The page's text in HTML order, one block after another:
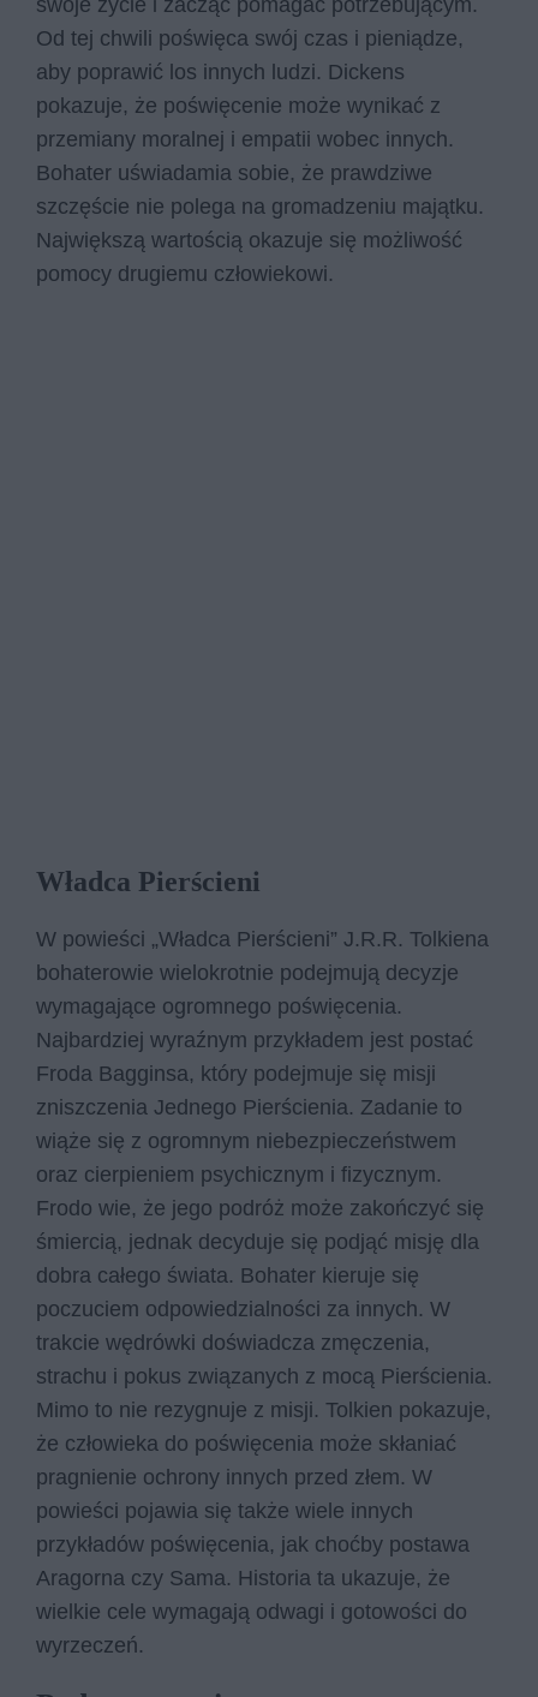
swoje życie i zacząć pomagać potrzebującym.
Od tej chwili poświęca swój czas i pieniądze,
aby poprawić los innych ludzi. Dickens
pokazuje, że poświęcenie może wynikać z
przemiany moralnej i empatii wobec innych.
Bohater uświadamia sobie, że prawdziwe
szczęście nie polega na gromadzeniu majątku.
Największą wartością okazuje się możliwość
pomocy drugiemu człowiekowi.
Władca Pierścieni
W powieści „Władca Pierścieni” J.R.R. Tolkiena
bohaterowie wielokrotnie podejmują decyzje
wymagające ogromnego poświęcenia.
Najbardziej wyraźnym przykładem jest postać
Froda Bagginsa, który podejmuje się misji
zniszczenia Jednego Pierścienia. Zadanie to
wiąże się z ogromnym niebezpieczeństwem
oraz cierpieniem psychicznym i fizycznym.
Frodo wie, że jego podróż może zakończyć się
śmiercią, jednak decyduje się podjąć misję dla
dobra całego świata. Bohater kieruje się
poczuciem odpowiedzialności za innych. W
trakcie wędrówki doświadcza zmęczenia,
strachu i pokus związanych z mocą Pierścienia.
Mimo to nie rezygnuje z misji. Tolkien pokazuje,
że człowieka do poświęcenia może skłaniać
pragnienie ochrony innych przed złem. W
powieści pojawia się także wiele innych
przykładów poświęcenia, jak choćby postawa
Aragorna czy Sama. Historia ta ukazuje, że
wielkie cele wymagają odwagi i gotowości do
wyrzeczeń.